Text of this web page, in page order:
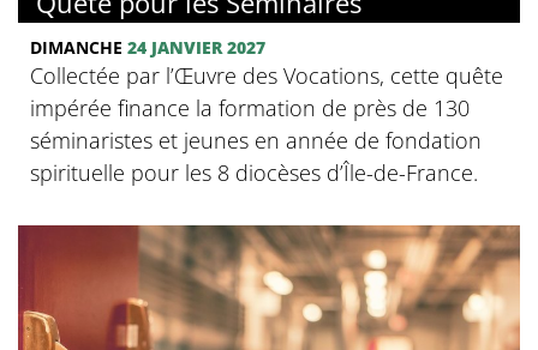
DIMANCHE 24 JANVIER 2027
Collectée par l’Œuvre des Vocations, cette quête
impérée finance la formation de près de 130
séminaristes et jeunes en année de fondation
spirituelle pour les 8 diocèses d’Île-de-France.